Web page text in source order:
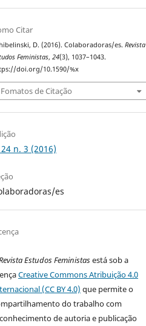
Citar
D. (2016). Colaboradoras/es.Revista
Feministas,24(3), 1037–1043.
doi.org/10.1590/%x
Fomatos de Citação
n. 3 (2016)
es
Estudos Feministasestá sob a
Creative Commons Atribuição 4.0
(CC BY 4.0) que permite o
do trabalho com
de autoria e publicação